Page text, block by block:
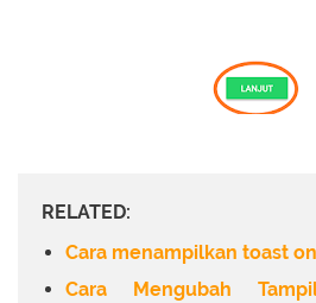
RELATED:
Cara menampilkan toast
Cara Mengubah